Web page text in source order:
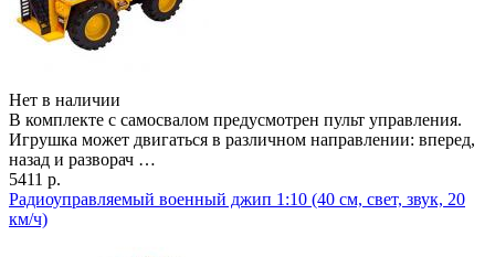
Нет в наличии
В комплекте с самосвалом предусмотрен пульт управления.
Игрушка может двигаться в различном направлении: вперед,
назад и разворач …
5411 р.
Радиоуправляемый военный джип 1:10 (40 см, свет, звук, 20
км/ч)